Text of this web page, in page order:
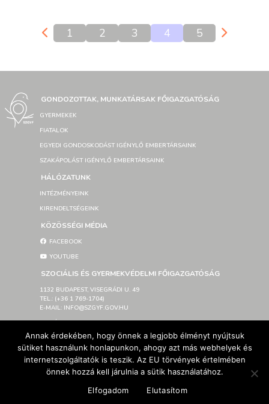
1 2 3 4 5
GONDOZOTTAK, MUNKATÁRSAK FŐIGAZGATÓSÁG
GYERMEKEK
FIATALOK
EGYEDI GONDOSKODÁST IGÉNYLŐ EMBERTÁRSAINK
SZAKÁPOLÁST IGÉNYLŐ EMBERTÁRSAINK
HÁLÓZATUNK
INTÉZMÉNYEINK
KIRENDELTSÉGEINK
KÖZÖSSÉGI MÉDIA
FACEBOOK
YOUTUBE
SZOCIÁLIS ÉS GYERMEKVÉDELMI FŐIGAZGATÓSÁG
1132 BUDAPEST, VISEGRÁDI U. 49
TEL.: (+36 1 769-1704)
E-MAIL: INFO@SZGYF.GOV.HU
SAJTÓSZOBA
LETÖLTHETŐ LOGÓK
IMPRESSZUM
AKADÁLYMENTESÍTÉSI NYILATKOZAT
© Szociális és Gyermekvédelmi Főigazgatóság 2026 –
Annak érdekében, hogy önnek a legjobb élményt nyújtsuk
sütiket használunk honlapunkon, ahogy azt más webhelyek és
internetszolgáltatók is teszik. Az EU törvények értelmében
önnek hozzá kell járulnia a sütik használatához.
Elfogadom
Elutasítom